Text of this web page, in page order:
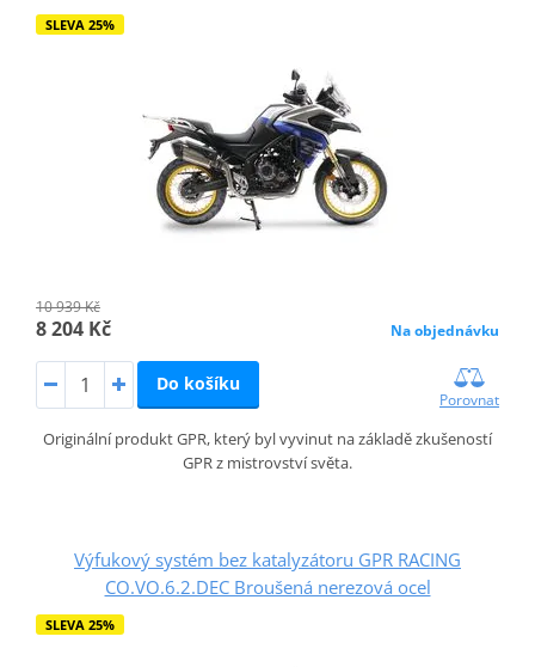
SLEVA 25%
10 939 Kč
8 204 Kč Na objednávku
Do košíku
Porovnat
Originální produkt GPR, který byl vyvinut na základě zkušeností
GPR z mistrovství světa.
Výfukový systém bez katalyzátoru GPR RACING
CO.VO.6.2.DEC Broušená nerezová ocel
SLEVA 25%